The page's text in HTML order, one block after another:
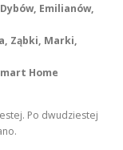
Emilianów,
Ząbki, Marki,
Home
Po dwudziestej